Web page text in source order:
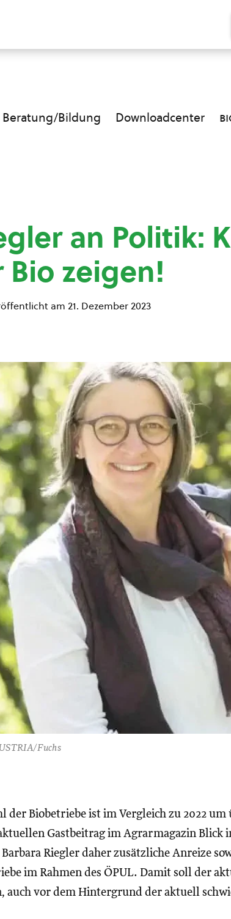
Beratung/Bildung Downloadcenter
an Politik:
Bio zeigen!
am 21. Dezember 2023
Fuchs
der Biobetriebe ist im Vergleich zu 2022
Gastbeitrag im Agrarmagazin Blick
Riegler daher zusätzliche Anreize
im Rahmen des ÖPUL. Damit soll der
auch vor dem Hintergrund der aktuell